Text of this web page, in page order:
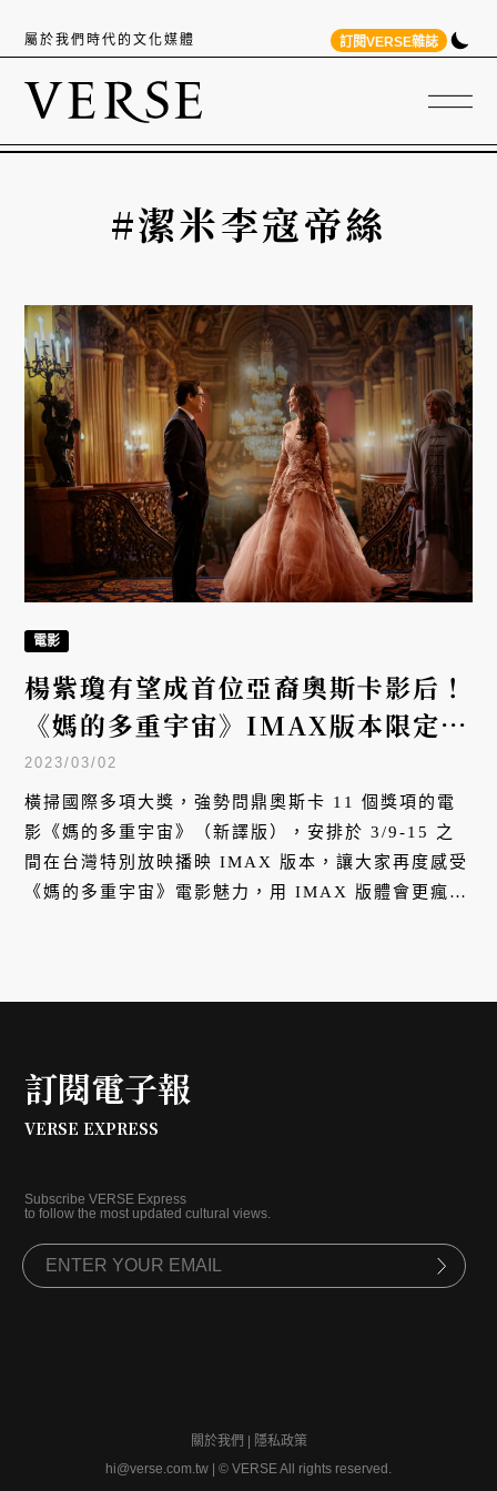
屬於我們時代的文化媒體 訂閱VERSE雜誌
#潔米李寇帝絲
電影
楊紫瓊有望成首位亞裔奧斯卡影后！
《媽的多重宇宙》IMAX版本限定上
映
2023/03/02
橫掃國際多項大獎，強勢問鼎奧斯卡 11 個獎項的電
影《媽的多重宇宙》（新譯版），安排於 3/9-15 之
間在台灣特別放映播映 IMAX 版本，讓大家再度感受
《媽的多重宇宙》電影魅力，用 IMAX 版體會更瘋狂
訂閱電子報
VERSE EXPRESS
Subscribe VERSE Express
to follow the most updated cultural views.
關於我們
隱私政策
hi@verse.com.tw
© VERSE All rights reserved.